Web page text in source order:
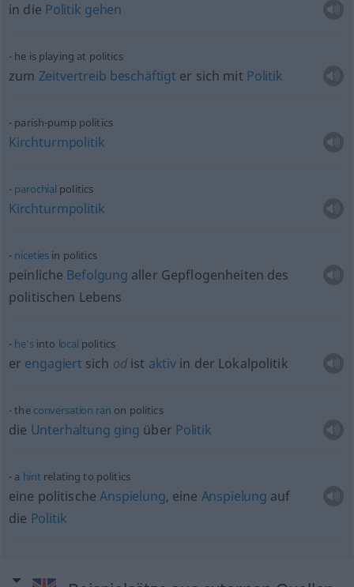
in die Politik gehen
he is playing at politics
zum Zeitvertreib beschäftigt er sich mit Politik
parish-pump politics
Kirchturmpolitik
parochial politics
Kirchturmpolitik
niceties in politics
peinliche Befolgung aller Gepflogenheiten des
politischen Lebens
he’sinto local politics
er engagiert sich od ist aktivin der Lokalpolitik
the conversation ran on politics
die Unterhaltung ging über Politik
a hint relating to politics
eine politischeAnspielung, eine Anspielung auf
die Politik